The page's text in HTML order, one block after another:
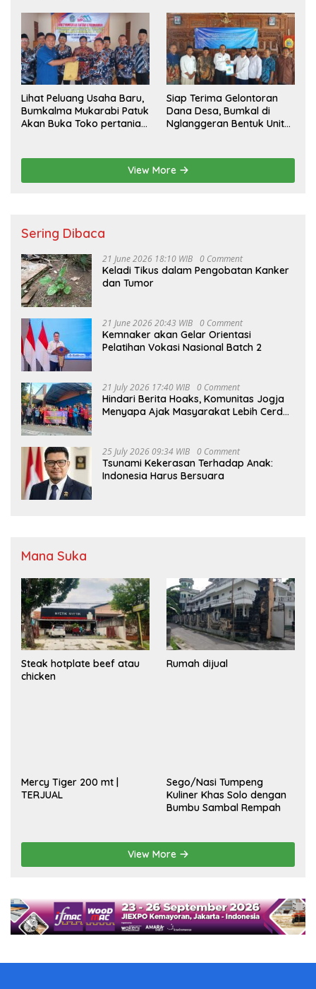
Lihat Peluang Usaha Baru,
Bumkalma Mukarabi Patuk
Akan Buka Toko pertanian
Siap Terima Gelontoran
Dana Desa, Bumkal di
Nglanggeran Bentuk Unit
View More
Sering Dibaca
21 June 2026 18:10 WIB 0 Comment
Keladi Tikus dalam Pengobatan Kanker
dan Tumor
21 June 2026 20:43 WIB 0 Comment
Kemnaker akan Gelar Orientasi
Pelatihan Vokasi Nasional Batch 2
21 July 2026 17:40 WIB 0 Comment
Hindari Berita Hoaks, Komunitas Jogja
Menyapa Ajak Masyarakat Lebih Cerdas
25 July 2026 09:34 WIB 0 Comment
Tsunami Kekerasan Terhadap Anak:
Indonesia Harus Bersuara
Mana Suka
Steak hotplate beef atau
chicken
Rumah dijual
Mercy Tiger 200 mt |
TERJUAL
Sego/Nasi Tumpeng
Kuliner Khas Solo dengan
Bumbu Sambal Rempah
View More